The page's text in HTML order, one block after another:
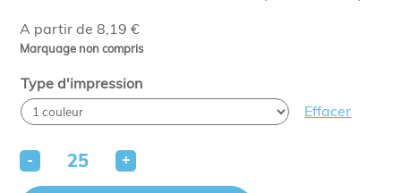
A partir de 8,19 €
Marquage non compris
Type d'impression
Effacer
- +